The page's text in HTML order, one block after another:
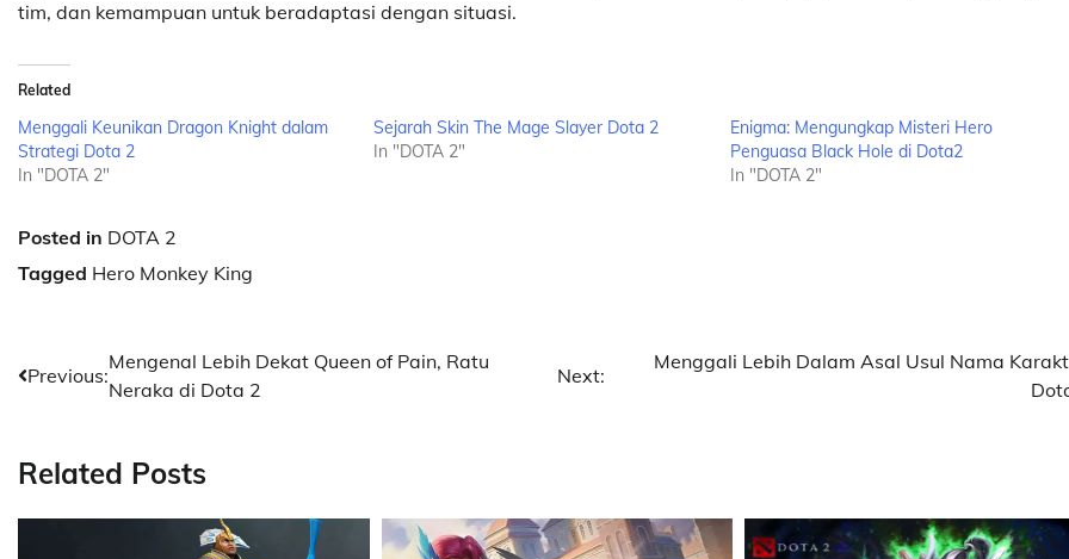
tim, dan kemampuan untuk beradaptasi dengan situasi.
Related
Menggali Keunikan Dragon Knight dalam
Strategi Dota 2
In "DOTA 2"
Sejarah Skin The Mage Slayer Dota 2
In "DOTA 2"
Enigma: Mengungkap Misteri Hero
Penguasa Black Hole di Dota2
In "DOTA 2"
Posted in DOTA 2
Tagged Hero Monkey King
Post
Previous:
Mengenal Lebih Dekat Queen of Pain, Ratu
Neraka di Dota 2
Next:
Menggali Lebih Dalam Asal Usul Nama
Related Posts